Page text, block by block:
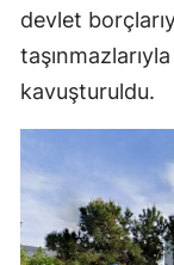
devlet
taşınmazlarıyla
kavuşturuldu.